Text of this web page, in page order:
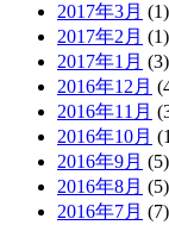
2017年3月 (1)
2017年2月 (1)
2017年1月 (3)
2016年12月
2016年11月
2016年10月
2016年9月 (5)
2016年8月 (5)
2016年7月 (7)